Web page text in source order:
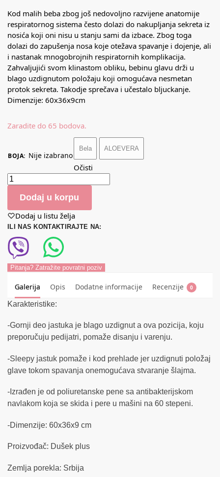
Kod malih beba zbog još nedovoljno razvijene anatomije
respiratornog sistema često dolazi do nakupljanja sekreta iz
nosića koji oni nisu u stanju sami da izbace. Zbog toga
dolazi do zapušenja nosa koje otežava spavanje i dojenje, ali
i nastanak mnogobrojnih respiratornih komplikacija.
Zahvaljujići svom klinastom obliku, bebinu glavu drži u
blago uzdignutom položaju koji omogućava nesmetan
protok sekreta. Takodje sprečava i učestalo bljuckanje.
Dimenzije: 60x36x9cm
Zaradite do 65 bodova.
BOJA: Nije izabrano
Bela ALOEVERA
Očisti
Dodaj u korpu
Dodaj u listu želja
ILI NAS KONTAKTIRAJTE NA:
Pitanja? Zatražite povratni poziv
Galerija Opis Dodatne informacije Recenzije 0
Karakteristike:
-Gornji deo jastuka je blago uzdignut a ova pozicija, koju
preporučuju pedijatri, pomaže disanju i varenju.
-Sleepy jastuk pomaže i kod prehlade jer uzdignuti položaj
glave tokom spavanja onemogućava stvaranje šlajma.
-Izrađen je od poliuretanske pene sa antibakterijskom
navlakom koja se skida i pere u mašini na 60 stepeni.
-Dimenzije: 60x36x9 cm
Proizvođač: Dušek plus
Zemlja porekla: Srbija